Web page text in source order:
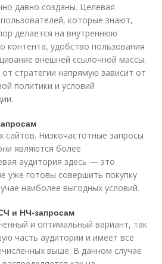
давно созданы. Целевая
которые знают,
делается на внутреннюю
контента, удобство пользования
внешней ссылочной массы.
стратегии напрямую зависит от
политики и условий
Низкочастотные запросы
являются более
аудитория здесь — это
уже готовы совершить покупку
наиболее выгодных условий.
и НЧ-запросам
и оптимальный вариант, так
часть аудитории и имеет все
выше. В данном случае